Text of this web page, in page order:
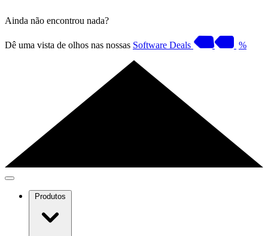
Ainda não encontrou nada?
Dê uma vista de olhos nas nossas Software Deals %
Produtos